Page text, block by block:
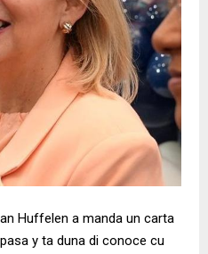
Huffelen a manda un carta
y ta duna di conoce cu